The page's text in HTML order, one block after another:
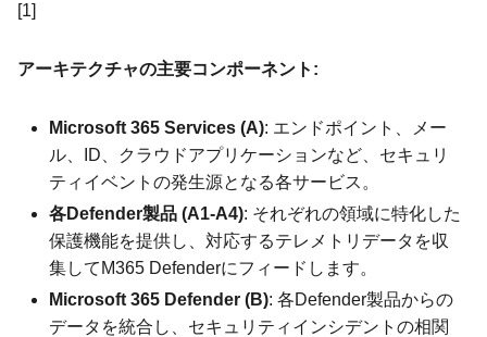
[1]
アーキテクチャの主要コンポーネント:
Microsoft 365 Services (A): エンドポイント、メー
ル、ID、クラウドアプリケーションなど、セキュリ
ティイベントの発生源となる各サービス。
各Defender製品 (A1-A4): それぞれの領域に特化した
保護機能を提供し、対応するテレメトリデータを収
集してM365 Defenderにフィードします。
Microsoft 365 Defender (B): 各Defender製品からの
データを統合し、セキュリティインシデントの相関